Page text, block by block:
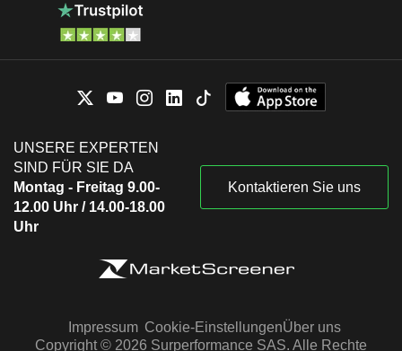
UNSERE EXPERTEN
SIND FÜR SIE DA
Montag - Freitag 9.00-
12.00 Uhr / 14.00-18.00
Uhr
Kontaktieren Sie uns
Impressum Cookie-EinstellungenÜber uns
Copyright © 2026 Surperformance SAS. Alle Rechte